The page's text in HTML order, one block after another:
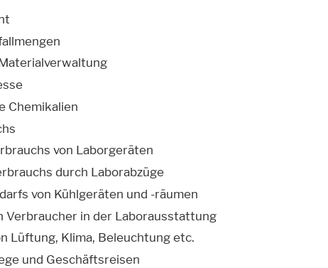
Chemikalien
von Laborgeräten
durch Laborabzüge
von Kühlgeräten und -räumen
Verbraucher in der Laborausstattung
Lüftung, Klima, Beleuchtung etc.
und Geschäftsreisen